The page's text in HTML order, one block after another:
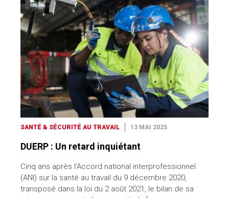
SANTÉ & SÉCURITÉ AU TRAVAIL 13 MAI 2025
DUERP : Un retard inquiétant
Cinq ans après l’Accord national interprofessionnel
(ANI) sur la santé au travail du 9 décembre 2020,
transposé dans la loi du 2 août 2021, le bilan de sa